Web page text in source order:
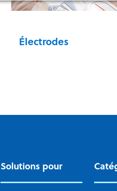
Électrodes
notre moteur interactif de
Solutions pour